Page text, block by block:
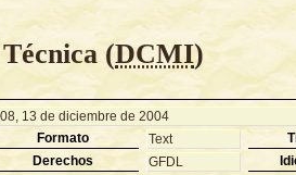
(DCMI)
13 de diciembre de 2004
Formato Text
Derechos GFDL